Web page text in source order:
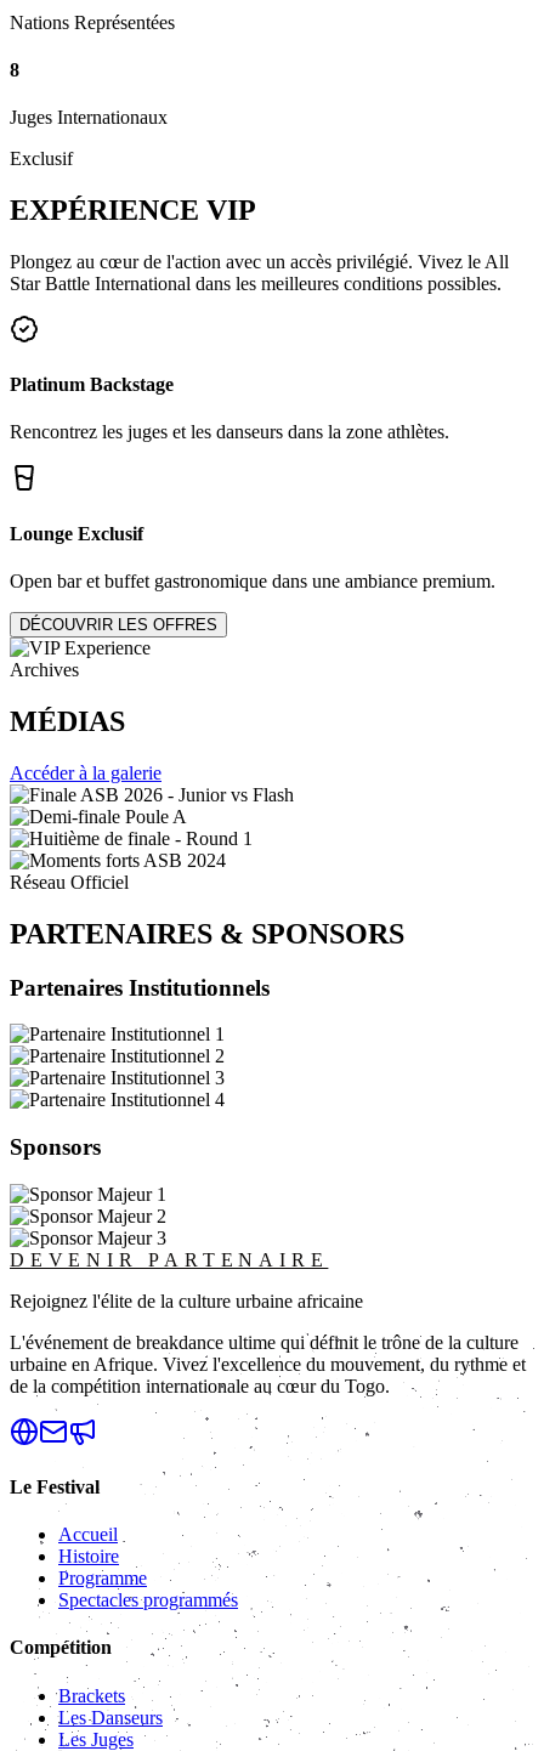
Nations Représentées
8
Juges Internationaux
Exclusif
EXPÉRIENCE VIP
Plongez au cœur de l'action avec un accès privilégié. Vivez le All
Star Battle International dans les meilleures conditions possibles.
Platinum Backstage
Rencontrez les juges et les danseurs dans la zone athlètes.
Lounge Exclusif
Open bar et buffet gastronomique dans une ambiance premium.
DÉCOUVRIR LES OFFRES
Archives
MÉDIAS
Accéder à la galerie
Réseau Officiel
PARTENAIRES & SPONSORS
Partenaires Institutionnels
Sponsors
DEVENIR PARTENAIRE
Rejoignez l'élite de la culture urbaine africaine
L'événement de breakdance ultime qui définit le trône de la culture
urbaine en Afrique. Vivez l'excellence du mouvement, du rythme et
de la compétition internationale au cœur du Togo.
Le Festival
Accueil
Histoire
Programme
Spectacles programmés
Compétition
Brackets
Les Danseurs
Les Juges